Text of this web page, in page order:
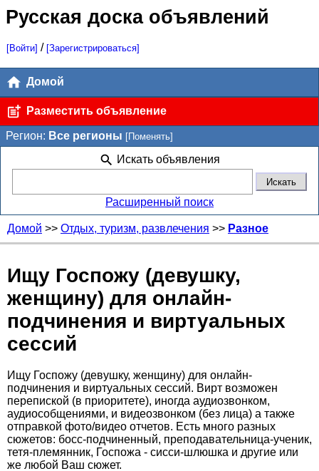
Русская доска объявлений
[Войти] / [Зарегистрироваться]
Домой
Разместить объявление
Регион: Все регионы [Поменять]
Искать объявления
Расширенный поиск
Домой >> Отдых, туризм, развлечения >> Разное
Ищу Госпожу (девушку,
женщину) для онлайн-
подчинения и виртуальных
сессий
Ищу Госпожу (девушку, женщину) для онлайн-
подчинения и виртуальных сессий. Вирт возможен
перепиской (в приоритете), иногда аудиозвонком,
аудиоcобщениями, и видеозвонком (без лица) а также
отправкой фото/видео отчетов. Есть много разных
сюжетов: босс-подчиненный, преподавательница-ученик,
тетя-племянник, Госпожа - сисси-шлюшка и другие или
же любой Ваш сюжет.